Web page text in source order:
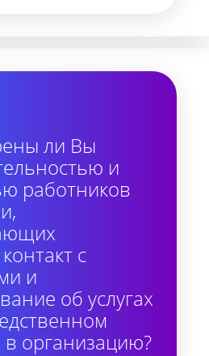
ли Вы
и
работников
с
и
об услугах
организацию?